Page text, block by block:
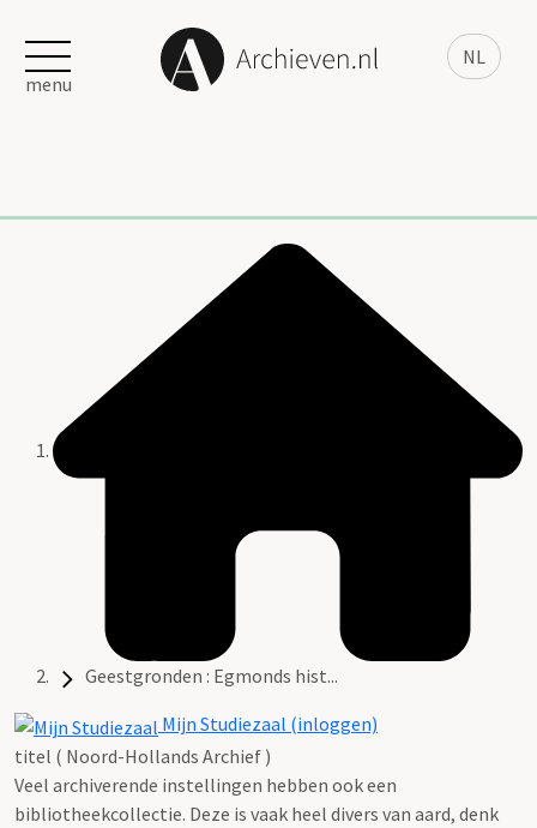
NL
menu
Geestgronden : Egmonds hist...
Mijn Studiezaal (inloggen)
titel ( Noord-Hollands Archief )
Veel archiverende instellingen hebben ook een
bibliotheekcollectie. Deze is vaak heel divers van aard, denk